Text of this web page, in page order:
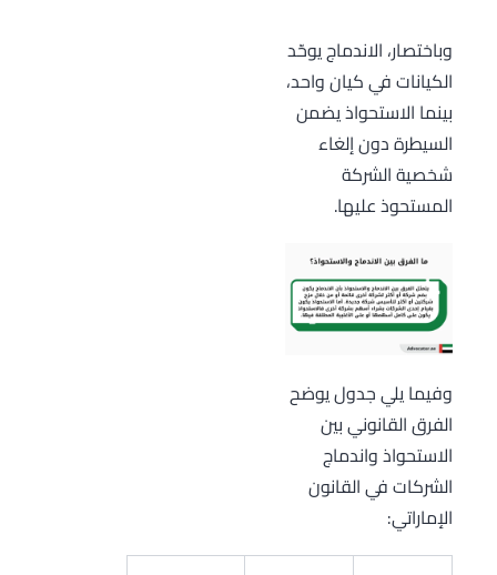
وباختصار، الاندماج يوحّد
الكيانات في كيان واحد،
بينما الاستحواذ يضمن
السيطرة دون إلغاء
شخصية الشركة
المستحوذ عليها.
وفيما يلي جدول يوضح
الفرق القانوني بين
الاستحواذ واندماج
الشركات في القانون
الإماراتي: